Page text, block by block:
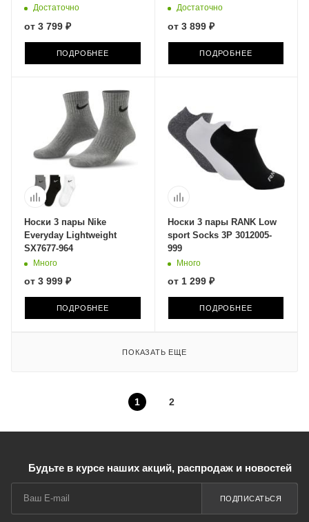
Достаточно
от 3 799 ₽
ПОДРОБНЕЕ
DX5025-903
Достаточно
от 3 899 ₽
ПОДРОБНЕЕ
Носки 3 пары Nike
Everyday Lightweight
SX7677-964
Много
от 3 999 ₽
ПОДРОБНЕЕ
Носки 3 пары RANK Low
sport Socks 3P 3012005-
999
Много
от 1 299 ₽
ПОДРОБНЕЕ
ПОКАЗАТЬ ЕЩЕ
1 2
Будьте в курсе наших акций, распродаж и новостей
ПОДПИСАТЬСЯ